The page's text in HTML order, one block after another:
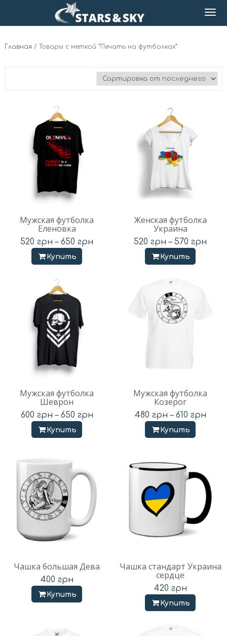
Главная / Товары с меткой “Печать на футболках”
Мужская футболка
Еленовка
520 грн – 650 грн
Купить
Женская футболка
Украина
520 грн – 570 грн
Купить
Мужская футболка
Шеврон
600 грн – 650 грн
Купить
Мужская футболка
Козерог
480 грн – 610 грн
Купить
Чашка большая Дева
400 грн
Купить
Чашка стандарт Украина
сердце
420 грн
Купить